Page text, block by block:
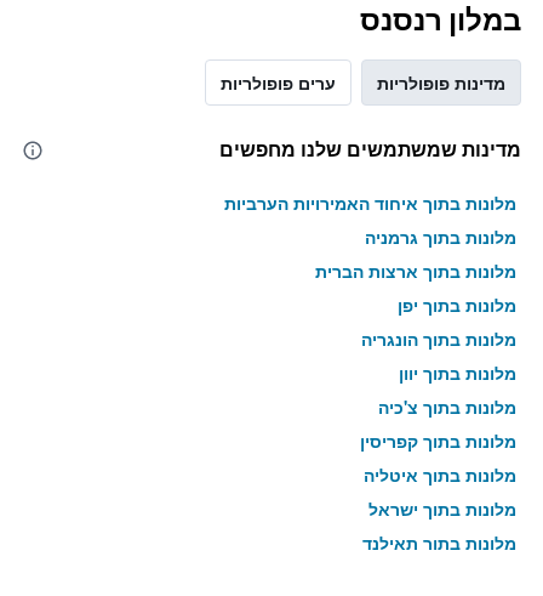
במלון רנסנס
מדינות פופולריות ערים פופולריות
מדינות שמשתמשים שלנו מחפשים
מלונות בתוך איחוד האמירויות הערביות
מלונות בתוך גרמניה
מלונות בתוך ארצות הברית
מלונות בתוך יפן
מלונות בתוך הונגריה
מלונות בתוך יוון
מלונות בתוך צ'כיה
מלונות בתוך קפריסין
מלונות בתוך איטליה
מלונות בתוך ישראל
מלונות בתוך תאילנד